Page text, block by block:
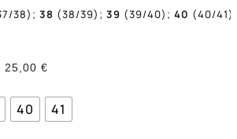
38); 38 (38/39); 39 (39/40); 40 (40/
25,00 €
40 41